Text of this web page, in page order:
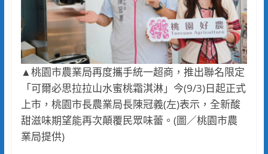
▲桃園市農業局再度攜手統一超商，推出聯名限定
「可爾必思拉拉山水蜜桃霜淇淋」今(9/3)日起正式
上市，桃園市長農業局長陳冠義(左)表示，全新酸
甜滋味期望能再次顛覆民眾味蕾。(圖／桃園市農
業局提供)